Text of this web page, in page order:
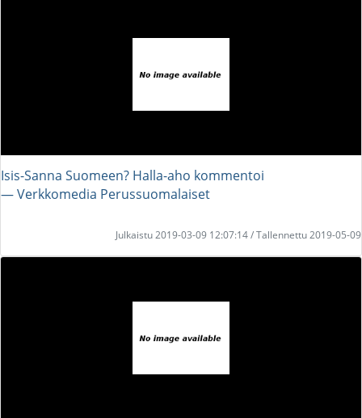
Isis-Sanna Suomeen? Halla-aho kommentoi
― Verkkomedia Perussuomalaiset
Julkaistu 2019-03-09 12:07:14 / Tallennettu 2019-05-09